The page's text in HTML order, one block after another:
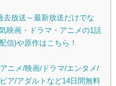
放送～最新放送だけでな
映画・ドラマ・アニメの1話
信)や原作はこちら！
ニメ/映画/ドラマ/エンタメ/
ア/アダルトなど14日間無料